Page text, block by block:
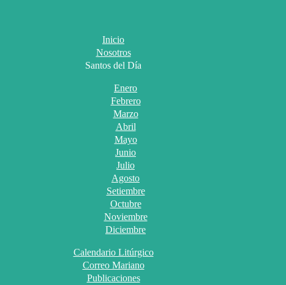
Inicio
Nosotros
Santos del Día
Enero
Febrero
Marzo
Abril
Mayo
Junio
Julio
Agosto
Setiembre
Octubre
Noviembre
Diciembre
Calendario Litúrgico
Correo Mariano
Publicaciones